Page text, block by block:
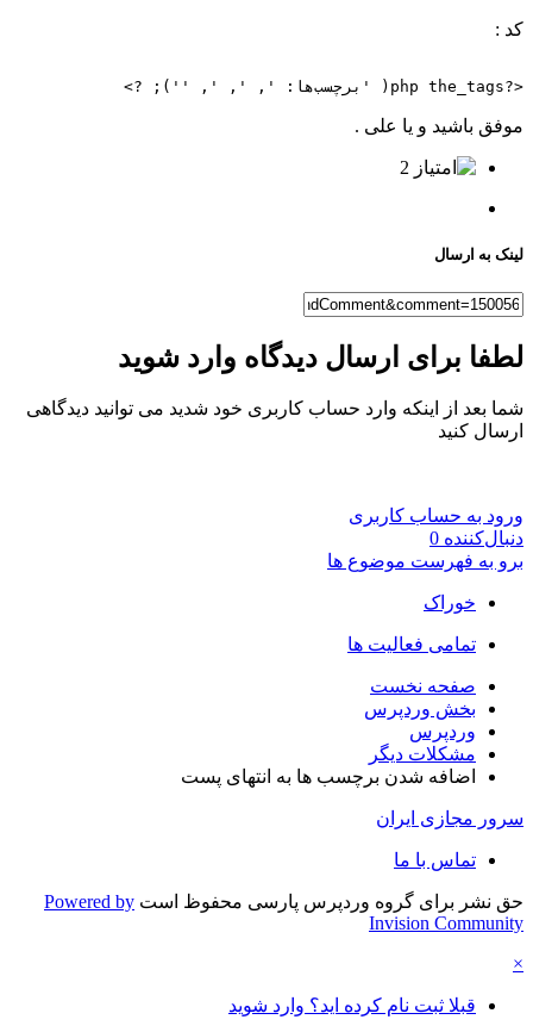
کد :
<?php the_tags( 'برچسب‌ها: ', ', ', ''); ?>
موفق باشید و یا علی .
2
لینک به ارسال
لطفا برای ارسال دیدگاه وارد شوید
شما بعد از اینکه وارد حساب کاربری خود شدید می توانید دیدگاهی
ارسال کنید
ورود به حساب کاربری
دنبال‌کننده 0
برو به فهرست موضوع ها
خوراک
تمامی فعالیت ها
صفحه نخست
بخش وردپرس
وردپرس
مشکلات دیگر
اضافه شدن برچسب ها به انتهای پست
سرور مجازی ایران
تماس با ما
حق نشر برای گروه وردپرس پارسی محفوظ است Powered by
Invision Community
×
قبلا ثبت نام کرده اید؟ وارد شوید